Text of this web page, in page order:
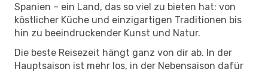
Spanien – ein Land, das so viel zu bieten hat: von
köstlicher Küche und einzigartigen Traditionen bis
hin zu beeindruckender Kunst und Natur.
Die beste Reisezeit hängt ganz von dir ab. In der
Hauptsaison ist mehr los, in der Nebensaison dafür